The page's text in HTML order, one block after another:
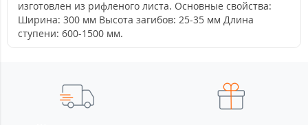
изготовлен из рифленого листа. Основные свойства:
Ширина: 300 мм Высота загибов: 25-35 мм Длина
ступени: 600-1500 мм.